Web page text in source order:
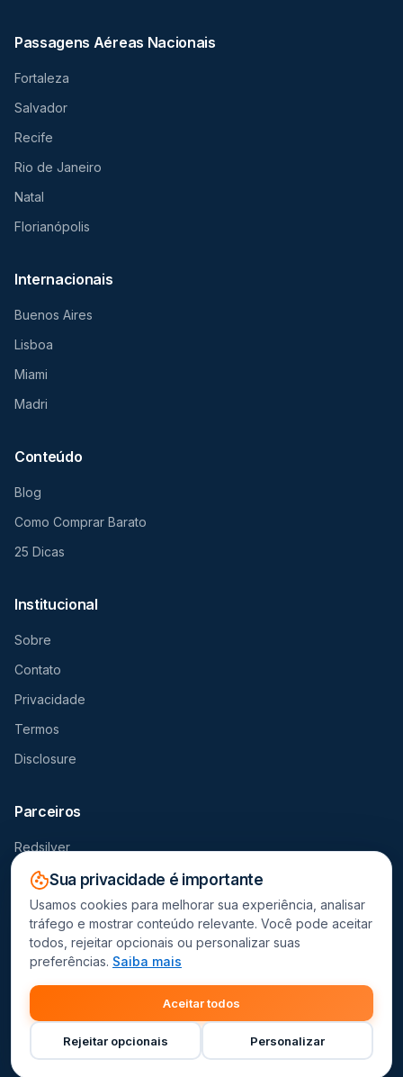
Passagens Aéreas Nacionais
Fortaleza
Salvador
Recife
Rio de Janeiro
Natal
Florianópolis
Internacionais
Buenos Aires
Lisboa
Miami
Madri
Conteúdo
Blog
Como Comprar Barato
25 Dicas
Institucional
Sobre
Contato
Privacidade
Termos
Disclosure
Parceiros
Redsilver
Seguro Viagem
Destravador
compras realizadas através dos nossos parceiros.
© 2026 Decolanet - Comparador de Passagens Aéreas.
Sua privacidade é importante
Usamos cookies para melhorar sua experiência, analisar
tráfego e mostrar conteúdo relevante. Você pode aceitar
todos, rejeitar opcionais ou personalizar suas
preferências. Saiba mais
Rejeitar opcionais Personalizar
Aceitar todos